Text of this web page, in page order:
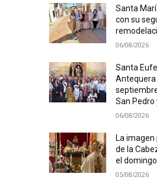
Santa
con su
06/08/2026
Santa
Antequera
San Pedro
06/08/2026
La
de la
el
05/08/2026